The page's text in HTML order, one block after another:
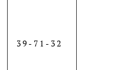
39-71-32